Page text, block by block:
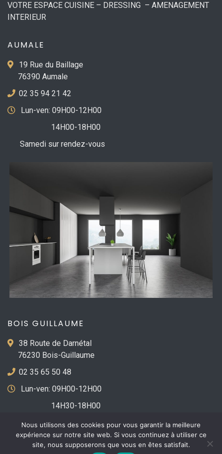
VOTRE ESPACE CUISINE – DRESSING – AMENAGEMENT
INTERIEUR
AUMALE
19 Rue du Baillage
76390 Aumale
02 35 94 21 42
Lun-ven: 09H00-12H00
14H00-18H00
Samedi sur rendez-vous
BOIS GUILLAUME
38 Route de Darnétal
76230 Bois-Guillaume
02 35 65 50 48
Lun-ven: 09H00-12H00
14H30-18H00
Samedi : fermé
© 2026 DLC Cuisines DORCHY Made With
Nous utilisons des cookies pour vous garantir la meilleure
expérience sur notre site web. Si vous continuez à utiliser ce
site, nous supposerons que vous en êtes satisfait.